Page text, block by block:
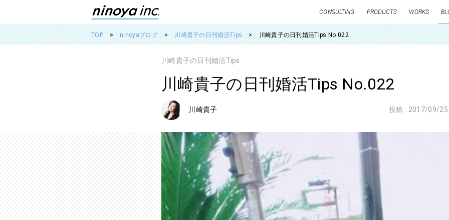
CONSULTING PRODUCTS WORKS
TOP ninoyaブログ 川崎貴子の日刊婚活Tips 川崎貴子の日刊婚活Tips No.022
川崎貴子の日刊婚活Tips
川崎貴子の日刊婚活Tips No.022
川崎貴子 投稿 : 2017/09/25